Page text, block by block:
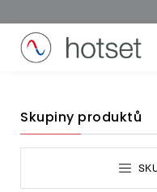
Skupiny produktů